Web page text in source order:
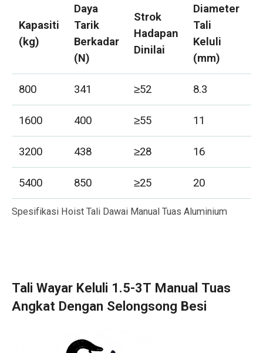
Kapasiti
(kg)
Daya
Tarik
Berkadar
(N)
Strok
Hadapan
Dinilai
Diameter
Tali
Keluli
(mm)
800 341 ≥52 8.3
1600
400 ≥55 11
3200
438 ≥28 16
5400
850 ≥25 20
Spesifikasi Hoist Tali Dawai Manual Tuas Aluminium
Tali Wayar Keluli 1.5-3T Manual Tuas
Angkat Dengan Selongsong Besi